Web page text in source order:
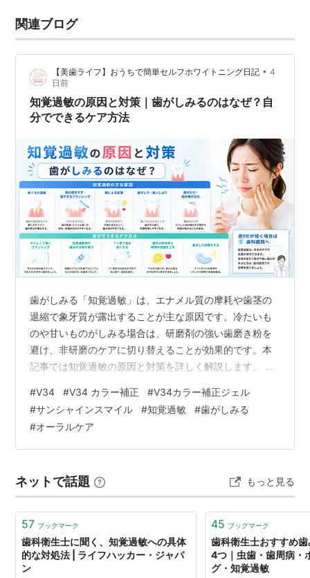
関連ブログ
【美歯ライフ】おうちで簡単セルフホワイトニング日記 • 4
日前
知覚過敏の原因と対策｜歯がしみるのはなぜ？自
分でできるケア方法
歯がしみる「知覚過敏」は、エナメル質の摩耗や歯茎の
退縮で象牙質が露出することが主な原因です。冷たいも
のや甘いものがしみる場合は、研磨剤の強い歯磨き粉を
避け、非研磨のケアに切り替えることが効果的です。本
記事では知覚過敏の原因と対策を詳しく解説します。 知
るケア方法 📖 目次 知覚過敏の原因は？ 自分でできるチ
ェック方法 日常でできる対策は？ よくある質問 知覚過
敏の原因は？ 知覚過敏は、歯の内部にある象牙質が露出
することで起こります。通常、象牙質はエナメル質に覆
いものや甘いものがしみるようになりま…
#V34 #V34 カラー補正 #V34カラー補正ジェル
#サンシャインスマイル #知覚過敏 #歯がしみる
#オーラルケア
ネットで話題 もっと見る
57 ブックマーク
歯科衛生士に聞く、知覚過敏への具体
的な対処法 | ライフハッカー・ジャパ
ン
45 ブックマーク
歯科衛生士おすすめ
4つ｜虫歯・歯周病・
グ・知覚過敏